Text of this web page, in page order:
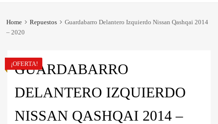
Home Repuestos
Guardabarro Delantero Izquierdo Nissan Qashqai 2014
– 2020
GUARDABARRO
DELANTERO IZQUIERDO
NISSAN QASHQAI 2014 –
¡OFERTA!